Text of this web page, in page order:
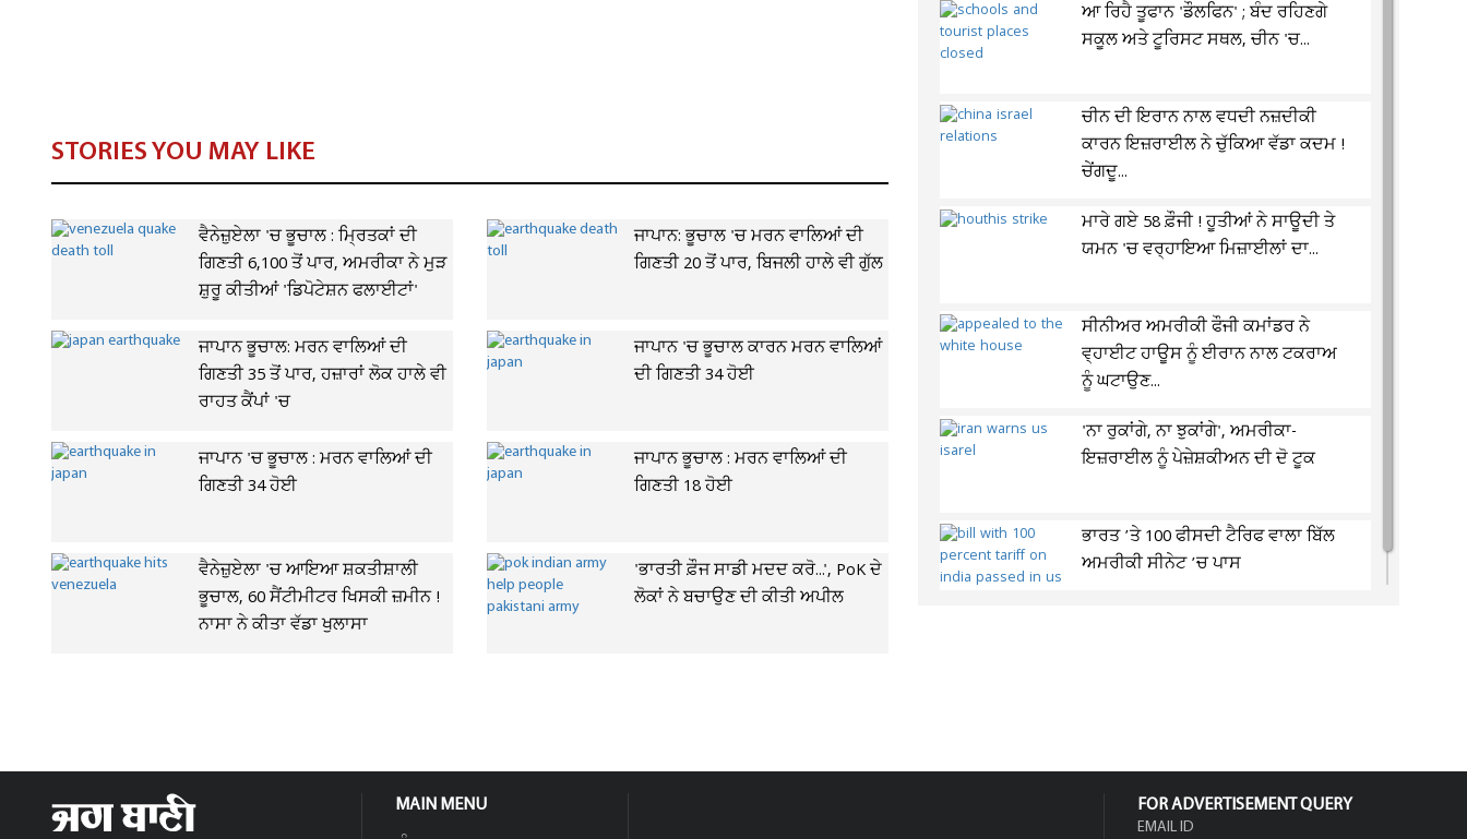
STORIES YOU MAY LIKE
ਵੈਨੇਜ਼ੁਏਲਾ 'ਚ ਭੂਚਾਲ : ਮ੍ਰਿਤਕਾਂ ਦੀ
ਗਿਣਤੀ 6,100 ਤੋਂ ਪਾਰ, ਅਮਰੀਕਾ ਨੇ ਮੁੜ
ਸ਼ੁਰੂ ਕੀਤੀਆਂ 'ਡਿਪੋਟੇਸ਼ਨ ਫਲਾਈਟਾਂ'
ਜਾਪਾਨ: ਭੂਚਾਲ 'ਚ ਮਰਨ ਵਾਲਿਆਂ ਦੀ
ਗਿਣਤੀ 20 ਤੋਂ ਪਾਰ, ਬਿਜਲੀ ਹਾਲੇ ਵੀ ਗੁੱਲ
ਜਾਪਾਨ ਭੂਚਾਲ: ਮਰਨ ਵਾਲਿਆਂ ਦੀ
ਗਿਣਤੀ 35 ਤੋਂ ਪਾਰ, ਹਜ਼ਾਰਾਂ ਲੋਕ ਹਾਲੇ ਵੀ
ਰਾਹਤ ਕੈਂਪਾਂ 'ਚ
ਜਾਪਾਨ 'ਚ ਭੂਚਾਲ ਕਾਰਨ ਮਰਨ ਵਾਲਿਆਂ
ਦੀ ਗਿਣਤੀ 34 ਹੋਈ
ਜਾਪਾਨ 'ਚ ਭੂਚਾਲ : ਮਰਨ ਵਾਲਿਆਂ ਦੀ
ਗਿਣਤੀ 34 ਹੋਈ
ਜਾਪਾਨ ਭੂਚਾਲ : ਮਰਨ ਵਾਲਿਆਂ ਦੀ
ਗਿਣਤੀ 18 ਹੋਈ
ਵੈਨੇਜ਼ੁਏਲਾ 'ਚ ਆਇਆ ਸ਼ਕਤੀਸ਼ਾਲੀ
ਭੂਚਾਲ, 60 ਸੈਂਟੀਮੀਟਰ ਖਿਸਕੀ ਜ਼ਮੀਨ !
ਨਾਸਾ ਨੇ ਕੀਤਾ ਵੱਡਾ ਖੁਲਾਸਾ
'ਭਾਰਤੀ ਫ਼ੌਜ ਸਾਡੀ ਮਦਦ ਕਰੋ...', PoK ਦੇ
ਲੋਕਾਂ ਨੇ ਬਚਾਉਣ ਦੀ ਕੀਤੀ ਅਪੀਲ
ਆ ਰਿਹੈ ਤੂਫਾਨ 'ਡੌਲਫਿਨ' ; ਬੰਦ ਰਹਿਣਗੇ
ਸਕੂਲ ਅਤੇ ਟੂਰਿਸਟ ਸਥਲ, ਚੀਨ 'ਚ...
ਚੀਨ ਦੀ ਇਰਾਨ ਨਾਲ ਵਧਦੀ ਨਜ਼ਦੀਕੀ
ਕਾਰਨ ਇਜ਼ਰਾਈਲ ਨੇ ਚੁੱਕਿਆ ਵੱਡਾ ਕਦਮ !
ਚੇਂਗਦੂ...
ਮਾਰੇ ਗਏ 58 ਫ਼ੌਜੀ ! ਹੂਤੀਆਂ ਨੇ ਸਾਊਦੀ ਤੇ
ਯਮਨ 'ਚ ਵਰ੍ਹਾਇਆ ਮਿਜ਼ਾਈਲਾਂ ਦਾ...
ਸੀਨੀਅਰ ਅਮਰੀਕੀ ਫੌਜੀ ਕਮਾਂਡਰ ਨੇ
ਵ੍ਹਾਈਟ ਹਾਊਸ ਨੂੰ ਈਰਾਨ ਨਾਲ ਟਕਰਾਅ
ਨੂੰ ਘਟਾਉਣ...
'ਨਾ ਰੁਕਾਂਗੇ, ਨਾ ਝੁਕਾਂਗੇ', ਅਮਰੀਕਾ-
ਇਜ਼ਰਾਈਲ ਨੂੰ ਪੇਜ਼ੇਸ਼ਕੀਅਨ ਦੀ ਦੋ ਟੂਕ
ਭਾਰਤ ’ਤੇ 100 ਫੀਸਦੀ ਟੈਰਿਫ ਵਾਲਾ ਬਿੱਲ
ਅਮਰੀਕੀ ਸੀਨੇਟ ’ਚ ਪਾਸ
MAIN MENU FOR ADVERTISEMENT QUERY
EMAIL ID